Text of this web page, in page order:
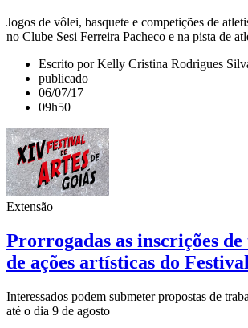
Jogos de vôlei, basquete e competições de
no Clube Sesi Ferreira Pacheco e na pista de
Escrito por Kelly Cristina Rodrigues
publicado
06/07/17
09h50
Extensão
Prorrogadas as inscrições
de ações artísticas do
Interessados podem submeter propostas de
até o dia 9 de agosto